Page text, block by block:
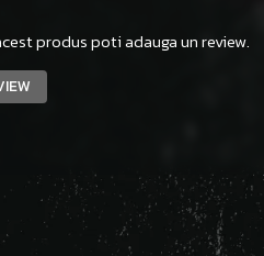
produs poti adauga un review.